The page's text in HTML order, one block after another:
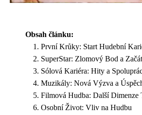
Obsah článku:
První Krůky: Start Hudební
SuperStar: Zlomový Bod a
Sólová Kariéra: Hity a
Muzikály: Nová Výzva a
Filmová Hudba: Další Dimenze
Osobní Život: Vliv na Hudbu